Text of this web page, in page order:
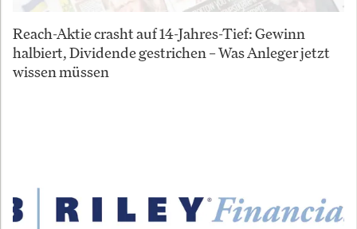
Reach-Aktie crasht auf 14-Jahres-Tief: Gewinn
halbiert, Dividende gestrichen – Was Anleger jetzt
wissen müssen